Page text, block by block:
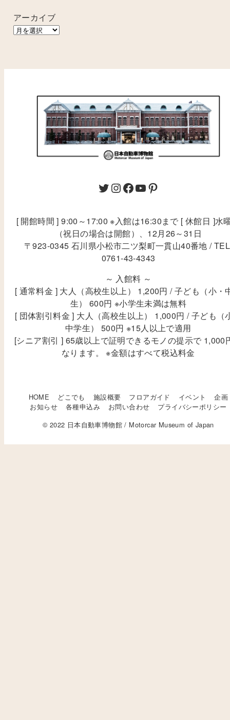
アーカイブ
[ 開館時間 ] 9:00～17:00 ※入館は16:30まで [ 休館日 ]水
（祝日の場合は開館）、12月26～31日
〒923-0345 石川県小松市二ツ梨町一貫山40番地 /
0761-43-4343
～ 入館料 ～
[ 通常料金 ] 大人（高校生以上） 1,200円 / 子ども（小・
生） 600円 ※小学生未満は無料
[ 団体割引料金 ] 大人（高校生以上） 1,000円 / 子ども（
中学生） 500円 ※15人以上で適用
[シニア割引 ] 65歳以上で証明できるモノの提示で 1,000
なります。 ※金額はすべて税込料金
HOME どこでも 施設概要 フロアガイド イベント
企画
お知らせ
各種申込み お問い合わせ
プライバシーポリシー
© 2022 日本自動車博物館 / Motorcar Museum of Japan